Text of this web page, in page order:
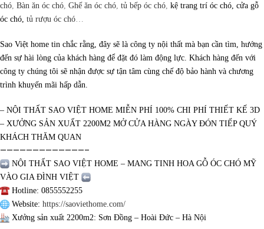
chó Bàn ăn óc chó Ghế ăn óc chó tủ bếp óc chó kệ trang trí óc chó, cửa gỗ
óc chó, tủ rượu óc chó
Sao Việt home tin chắc rằng, đây sẽ là công ty nội thất mà bạn cần tìm, hướng
đến sự hài lòng của khách hàng để đặt đó làm động lực. Khách hàng đến với
công ty chúng tôi sẽ nhận được sự tận tâm cùng chế độ bảo hành và chương
trình khuyến mãi hấp dẫn.
– NỘI THẤT SAO VIỆT HOME MIỄN PHÍ 100% CHI PHÍ THIẾT KẾ 3D
– XƯỞNG SẢN XUẤT 2200M2 MỞ CỬA HÀNG NGÀY ĐÓN TIẾP QUÝ
KHÁCH THĂM QUAN
—————————————–
NỘI THẤT SAO VIỆT HOME – MANG TINH HOA GỖ ÓC CHÓ MỸ
VÀO GIA ĐÌNH VIỆT
Hotline: 0855552255
Website: https://saoviethome.com/
Xưởng sản xuất 2200m2: Sơn Đồng – Hoài Đức – Hà Nội